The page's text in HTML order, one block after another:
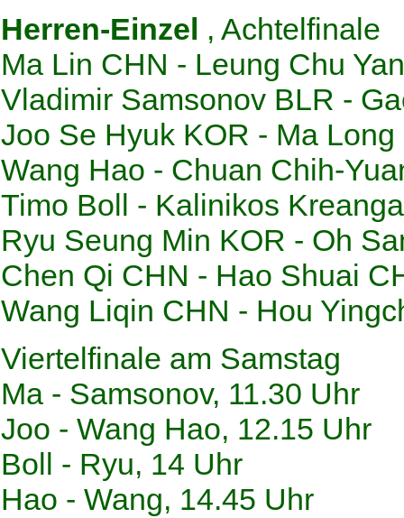
Herren-Einzel , Achtelfinale
Ma Lin CHN - Leung Chu
Vladimir Samsonov BLR -
Joo Se Hyuk KOR - Ma
Wang Hao - Chuan Chih-
Timo Boll - Kalinikos
Ryu Seung Min KOR - Oh
Chen Qi CHN - Hao Shuai
Wang Liqin CHN - Hou
Viertelfinale am Samstag
Ma - Samsonov, 11.30 Uhr
Joo - Wang Hao, 12.15 Uhr
Boll - Ryu, 14 Uhr
Hao - Wang, 14.45 Uhr